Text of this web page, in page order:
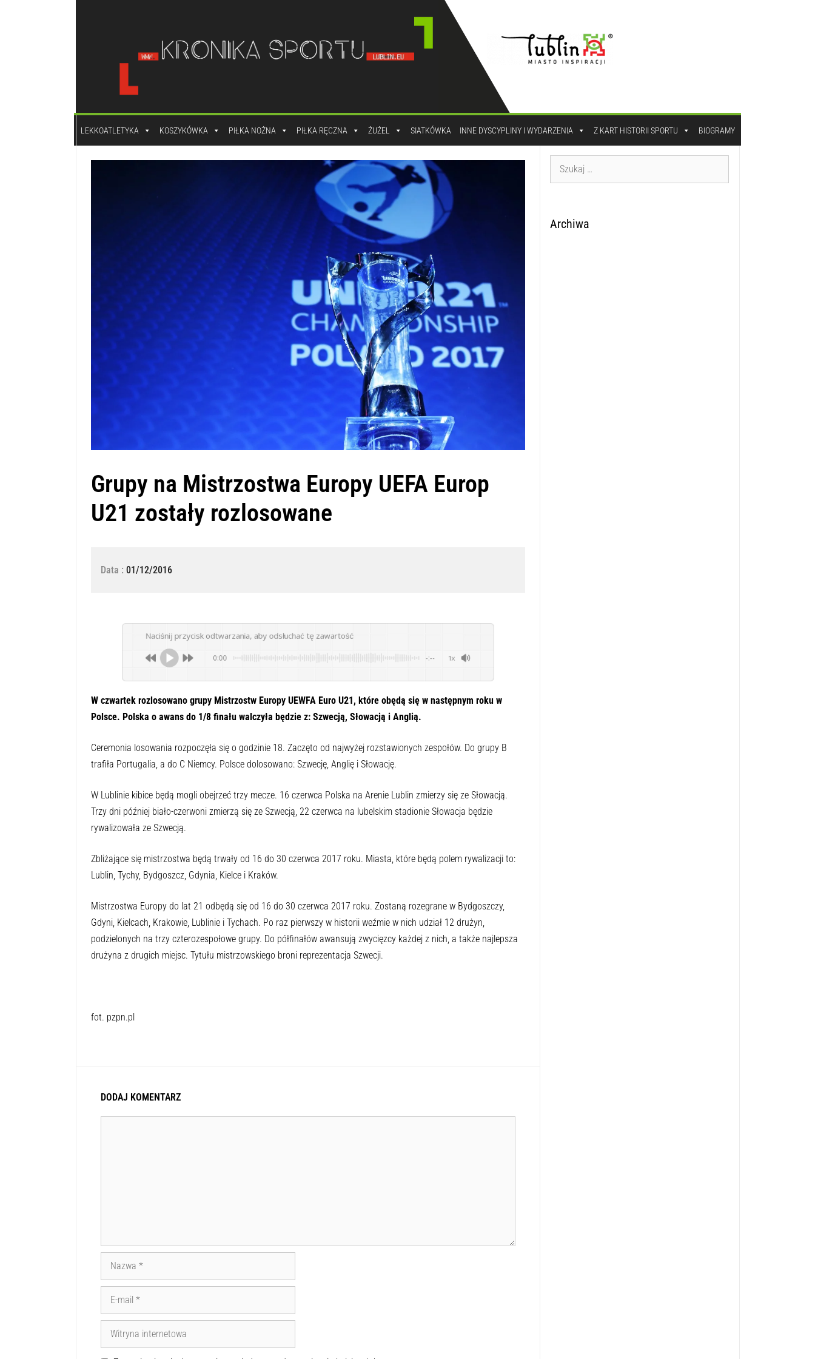
LEKKOATLETYKA KOSZYKÓWKA PIŁKA NOŻNA PIŁKA RĘCZNA ŻUŻEL SIATKÓWKA INNE DYSCYPLINY I WYDARZENIA Z KART HISTORII SPORTU BIOGRAMY
Grupy na Mistrzostwa Europy UEFA Europ
U21 zostały rozlosowane
Data : 01/12/2016
Naciśnij przycisk odtwarzania, aby odsłuchać tę zawartość
-:--
W czwartek rozlosowano grupy Mistrzostw Europy UEWFA Euro U21, które obędą się w następnym roku w
Polsce. Polska o awans do 1/8 finału walczyła będzie z: Szwecją, Słowacją i Anglią.
Ceremonia losowania rozpoczęła się o godzinie 18. Zaczęto od najwyżej rozstawionych zespołów. Do grupy B
trafiła Portugalia, a do C Niemcy. Polsce dolosowano: Szwecję, Anglię i Słowację.
W Lublinie kibice będą mogli obejrzeć trzy mecze. 16 czerwca Polska na Arenie Lublin zmierzy się ze Słowacją.
Trzy dni później biało-czerwoni zmierzą się ze Szwecją, 22 czerwca na lubelskim stadionie Słowacja będzie
rywalizowała ze Szwecją.
Zbliżające się mistrzostwa będą trwały od 16 do 30 czerwca 2017 roku. Miasta, które będą polem rywalizacji to:
Lublin, Tychy, Bydgoszcz, Gdynia, Kielce i Kraków.
Mistrzostwa Europy do lat 21 odbędą się od 16 do 30 czerwca 2017 roku. Zostaną rozegrane w Bydgoszczy,
Gdyni, Kielcach, Krakowie, Lublinie i Tychach. Po raz pierwszy w historii weźmie w nich udział 12 drużyn,
podzielonych na trzy czterozespołowe grupy. Do półfinałów awansują zwycięzcy każdej z nich, a także najlepsza
drużyna z drugich miejsc. Tytułu mistrzowskiego broni reprezentacja Szwecji.
fot. pzpn.pl
DODAJ KOMENTARZ
Archiwa